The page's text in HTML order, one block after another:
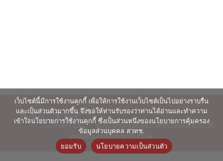
© ศูนย์เทคโนโลยีอิเล็กทรอนิกส์และ
คอมพิวเตอร์แห่งชาติ 2563
เว็บไซต์นี้มีการใช้งานคุกกี้ เพื่อให้การใช้งานเว็บไซต์เป็นไปอย่างราบรื่น
และเป็นส่วนตัวมากขึ้น จึงขอให้ท่านรับรองว่าท่านได้อ่านและทำความ
เข้าใจนโยบายการใช้งานคุกกี้ ซึ่งเป็นส่วนหนึ่งของนโยบายการคุ้มครอง
ข้อมูลส่วนบุคคล สวทช.
ยอมรับ
นโยบายความเป็นส่วนตัว